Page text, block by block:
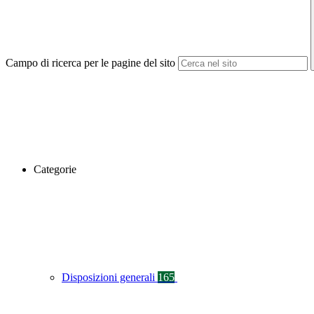
Campo di ricerca per le pagine del sito
Categorie
Disposizioni generali 165